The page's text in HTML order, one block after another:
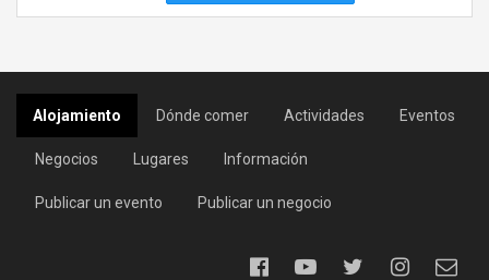
Alojamiento Dónde comer Actividades Eventos
Negocios Lugares Información
Publicar un evento Publicar un negocio